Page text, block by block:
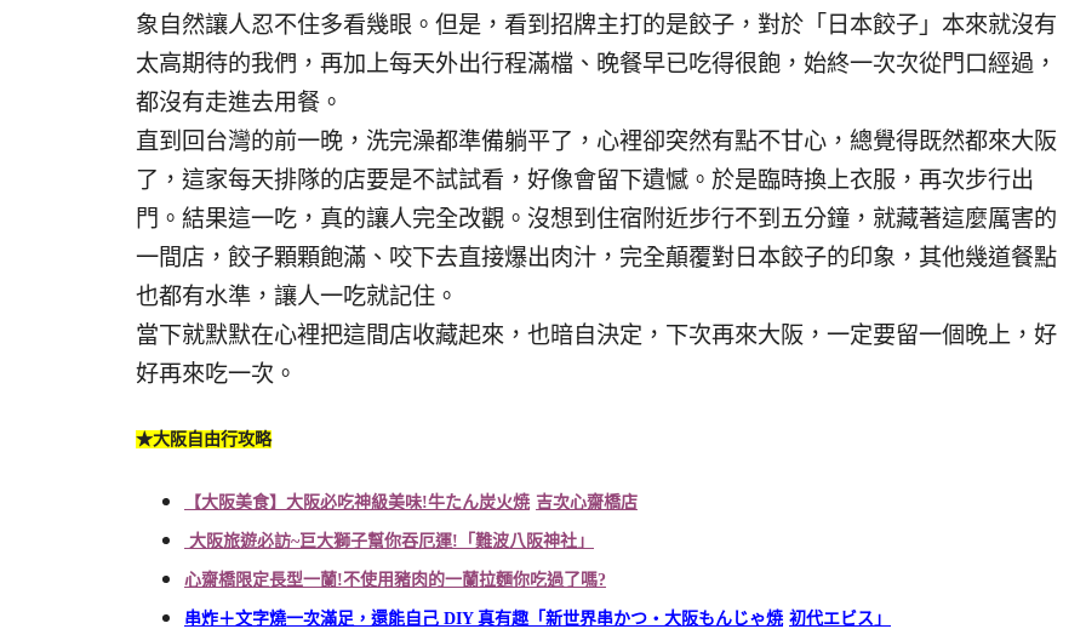
象自然讓人忍不住多看幾眼。但是，看到招牌主打的是餃子，對於「日本餃子」本來就沒有
太高期待的我們，再加上每天外出行程滿檔、晚餐早已吃得很飽，始終一次次從門口經過，
都沒有走進去用餐。
直到回台灣的前一晚，洗完澡都準備躺平了，心裡卻突然有點不甘心，總覺得既然都來大阪
了，這家每天排隊的店要是不試試看，好像會留下遺憾。於是臨時換上衣服，再次步行出
門。結果這一吃，真的讓人完全改觀。沒想到住宿附近步行不到五分鐘，就藏著這麼厲害的
一間店，餃子顆顆飽滿、咬下去直接爆出肉汁，完全顛覆對日本餃子的印象，其他幾道餐點
也都有水準，讓人一吃就記住。
當下就默默在心裡把這間店收藏起來，也暗自決定，下次再來大阪，一定要留一個晚上，好
好再來吃一次。
★大阪自由行攻略
【大阪美食】大阪必吃神級美味!牛たん炭火焼 吉次心齋橋店
大阪旅遊必訪~巨大獅子幫你吞厄運! 「難波八阪神社」
心齋橋限定長型一蘭!不使用豬肉的一蘭拉麵你吃過了嗎?
串炸＋文字燒一次滿足，還能自己 DIY 真有趣「新世界串かつ・大阪もんじゃ焼 初代エビス」